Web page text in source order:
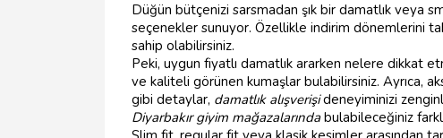
Düğün bütçenizi sarsmadan şık bir damatlık veya
seçenekler sunuyor. Özellikle indirim dönemlerini
sahip olabilirsiniz.
Peki, uygun fiyatlı damatlık ararken nelere dikkat
ve kaliteli görünen kumaşlar bulabilirsiniz. Ayrıca,
gibi detaylar, damatlık alışverişideneyiminizi
Diyarbakır giyim mağazalarındabulabileceğiniz